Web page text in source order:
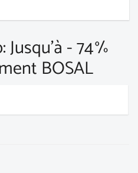
- 74%
BOSAL